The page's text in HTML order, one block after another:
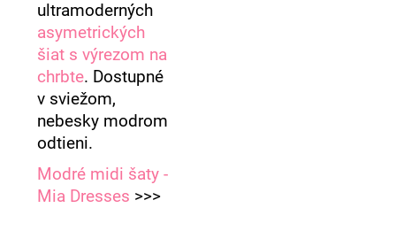
ultramoderných
asymetrických
šiat s výrezom na
chrbte. Dostupné
v sviežom,
nebesky modrom
odtieni.
Modré midi šaty -
Mia Dresses >>>